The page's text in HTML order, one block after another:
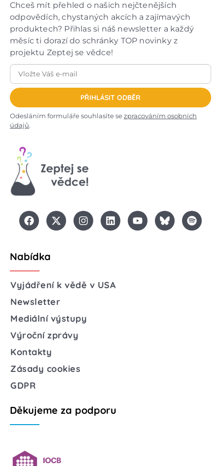
Chceš mít přehled o našich nejčtenějších
odpovědích, chystaných akcích a zajímavých
produktech? Přihlas si náš newsletter a každý
měsíc ti dorazí do schránky TOP novinky z
projektu Zeptej se vědce!
PŘIHLÁSIT ODBĚR
Odesláním formuláře souhlasíte sezpracováním osobních
údajů.
Nabídka
Vyjádření k vědě v USA
Newsletter
Mediální výstupy
Výroční zprávy
Kontakty
Zásady cookies
GDPR
Děkujeme za podporu